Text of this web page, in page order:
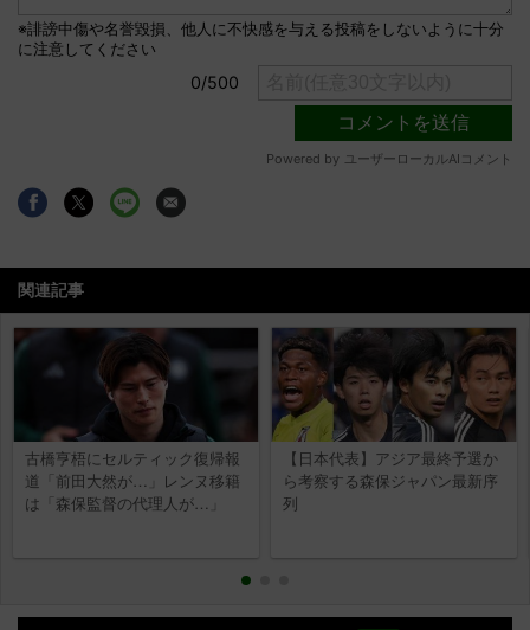
関連記事
古橋亨梧にセルティック復帰報
道「前田大然が…」レンヌ移籍
は「森保監督の代理人が…」
【日本代表】アジア最終予選か
ら考察する森保ジャパン最新序
列